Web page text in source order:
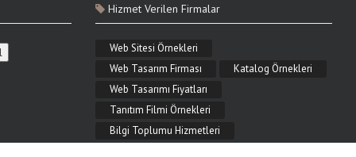
Hizmet Verilen Firmalar
Web Sitesi Örnekleri
Web Tasarım Firması
Katalog Örnekleri
Web Tasarımı Fiyatları
Tanıtım Filmi Örnekleri
Bilgi Toplumu Hizmetleri